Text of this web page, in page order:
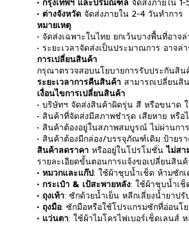
• กรุงเทพฯ และปริมณฑล จัดส่งภายใน
• ต่างจังหวัด จัดส่งภายใน 2-4 วันทำการ
หมายเหตุ
• จัดส่งเฉพาะในไทย ยกเว้นบางพื้นที่อาจ
• ระยะเวลาจัดส่งเป็นประมาณการ อาจ
การเปลี่ยนสินค้า
กรุณาตรวจสอบนโยบายการรับประกันสิน
ระยะเวลาการคืนสินค้า สามารถเปลี่ยนสิ
เงื่อนไขการเปลี่ยนสินค้า
• บริษัทฯ จัดส่งสินค้าผิดรุ่น สี หรือขนาด
• สินค้าที่จัดส่งมีสภาพชำรุด เสียหาย หรือ
• สินค้าต้องอยู่ในสภาพสมบูรณ์ ไม่ผ่านกา
• สินค้าต้องมีกล่อง/บรรจุภัณฑ์เดิม ป้ายร
สินค้าลดราคา หรืออยู่ในโปรโมชั่นไม่สา
รายละเอียดขั้นตอนการแจ้งขอเปลี่ยนสินค้
• หมวกและแก๊ป: ใช้ผ้าชุบน้ำเช็ด ห้ามซัก
• กระเป๋า & เป้สะพายหลัง: ใช้ผ้าชุบน้ำเ
• ถุงเท้า: ซักด้วยน้ำเย็น หลีกเลี่ยงน้ำยาป
• ถุงมือ: ซักมือหรือใช้โปรแกรมซักที่อ่อนโ
• แว่นตา: ใช้ผ้าไมโครไฟเบอร์เช็ดเลนส์